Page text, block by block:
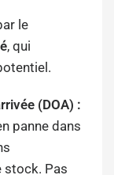
le
, qui
(DOA) :
panne dans
stock. Pas